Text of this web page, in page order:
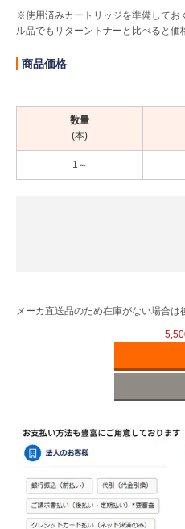
※使用済みカートリッジを準備してお
ル品でもリターントナーと比べると価
商品価格
数量
(本)
1～
メーカ直送品のため在庫がない場合は